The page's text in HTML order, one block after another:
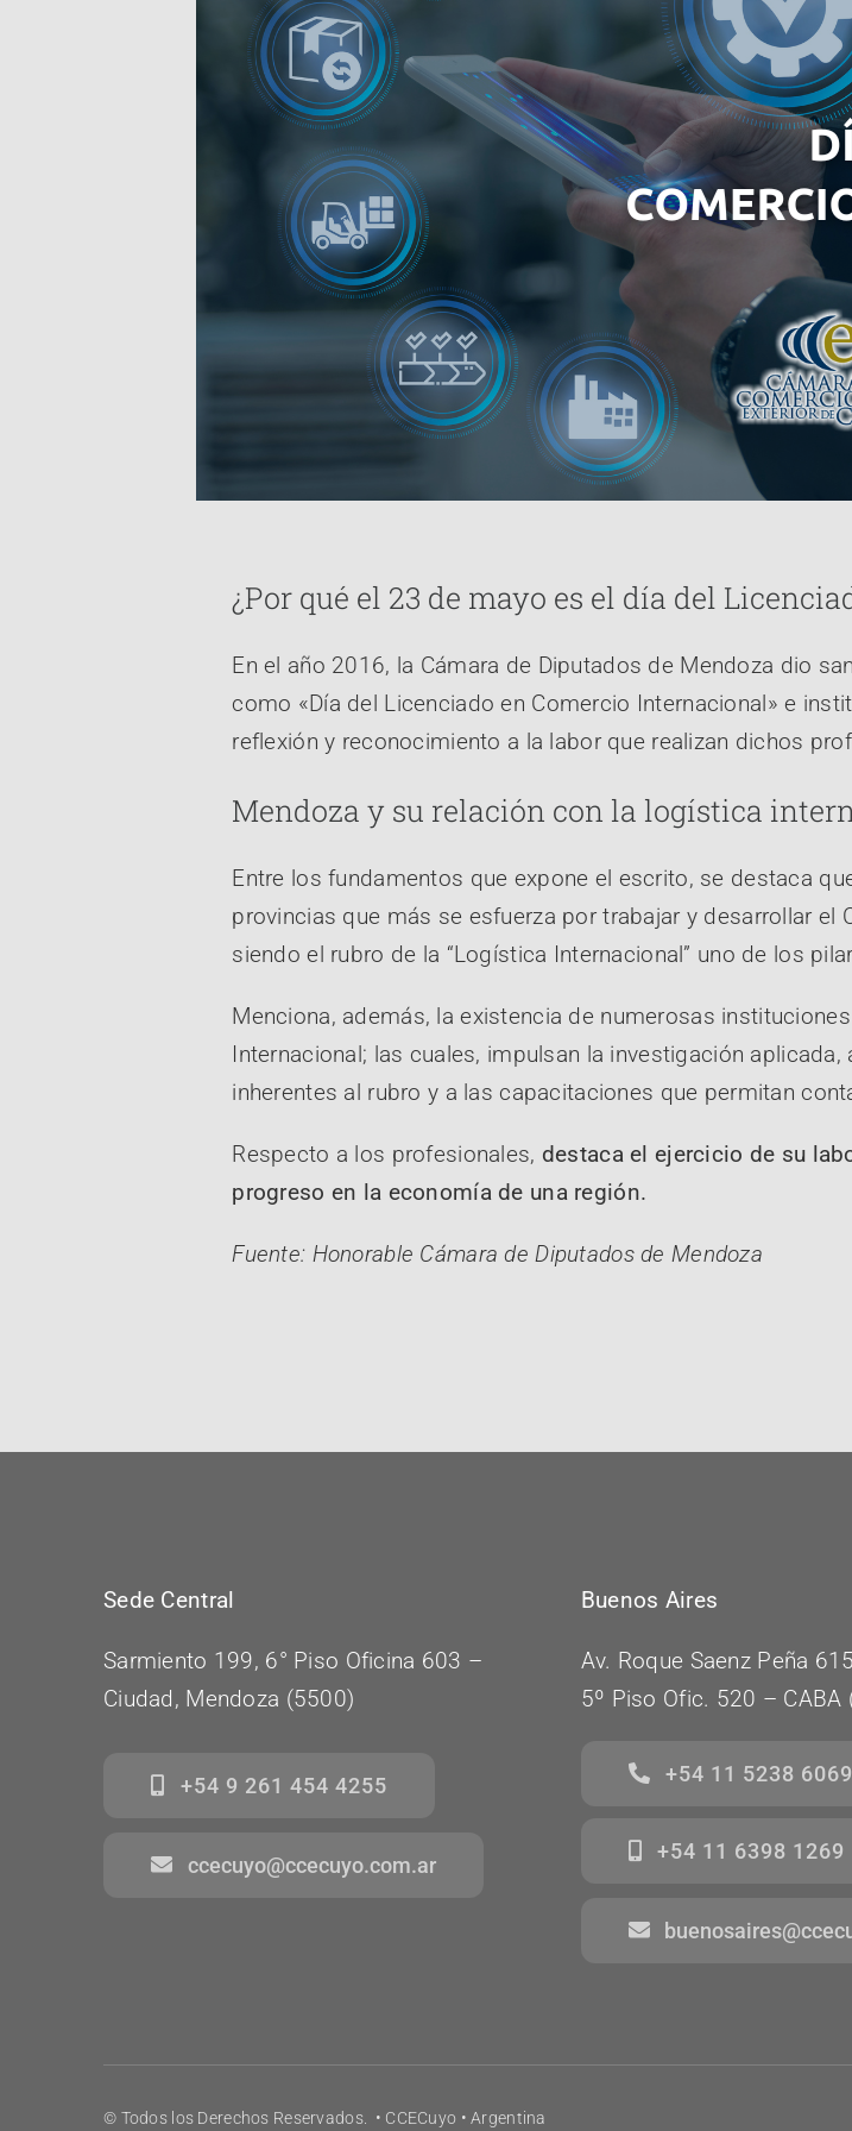
¿Por qué el 23 de mayo es el día del
En el año 2016, la Cámara de Diputados de Mendoza dio
como «Día del Licenciado en Comercio Internacional» e
reflexión y reconocimiento a la labor que realizan dichos
Mendoza y su relación con la logística
Entre los fundamentos que expone el escrito, se destaca
provincias que más se esfuerza por trabajar y desarrollar el
siendo el rubro de la “Logística Internacional” uno de los
Menciona, además, la existencia de numerosas
Internacional; las cuales, impulsan la investigación
inherentes al rubro y a las capacitaciones que permitan
Respecto a los profesionales, destaca el ejercicio de su
progreso en la economía de una región.
Fuente: Honorable Cámara de Diputados de Mendoza
Sede Central
Sarmiento 199, 6° Piso Oficina 603 –
Ciudad, Mendoza (5500)
+54 9 261 454 4255
ccecuyo@ccecuyo.com.ar
Buenos Aires
Av. Roque Saenz Peña
5º Piso Ofic. 520 – CABA
+54 11 5238 6069
+54 11 6398 1269
© Todos los Derechos Reservados. • CCECuyo • Argentina